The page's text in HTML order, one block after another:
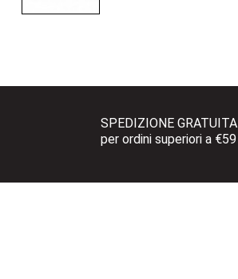
SPEDIZIONE GRATUITA
per ordini superiori a €59